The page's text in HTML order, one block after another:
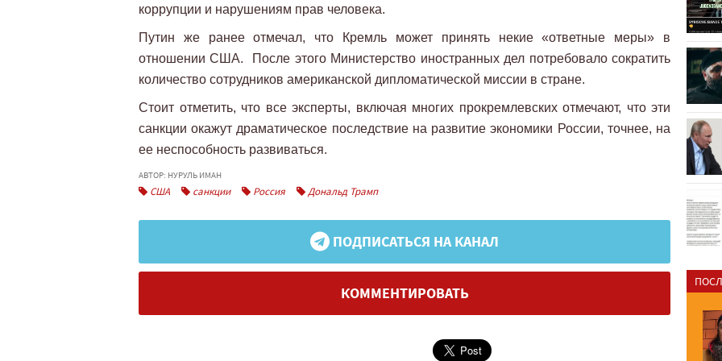
коррупции и нарушениям прав человека.
Путин же ранее отмечал, что Кремль может принять некие «ответные меры» в
отношении США. После этого Министерство иностранных дел потребовало сократить
количество сотрудников американской дипломатической миссии в стране.
Стоит отметить, что все эксперты, включая многих прокремлевских отмечают, что эти
санкции окажут драматическое последствие на развитие экономики России, точнее, на
ее неспособность развиваться.
АВТОР: НУРУЛЬ ИМАН
США санкции Россия Дональд Трамп
ПОДПИСАТЬСЯ НА КАНАЛ
КОММЕНТИРОВАТЬ